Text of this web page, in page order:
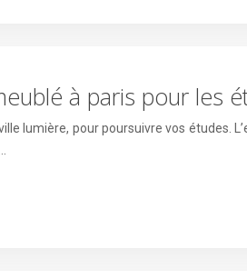
à paris pour les
lumière, pour poursuivre vos